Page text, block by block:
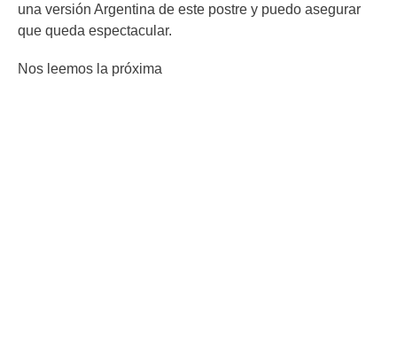
una versión Argentina de este postre y puedo asegurar
que queda espectacular.
Nos leemos la próxima